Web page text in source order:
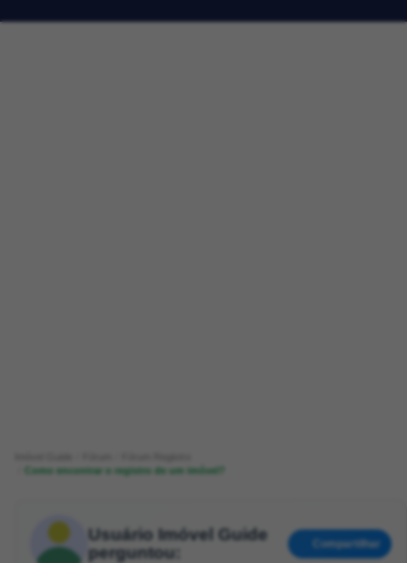
Como encontrar o registro de um imóvel?
Usuário Imóvel Guide
perguntou:
Compartilhar